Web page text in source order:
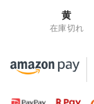
黄
在庫切れ